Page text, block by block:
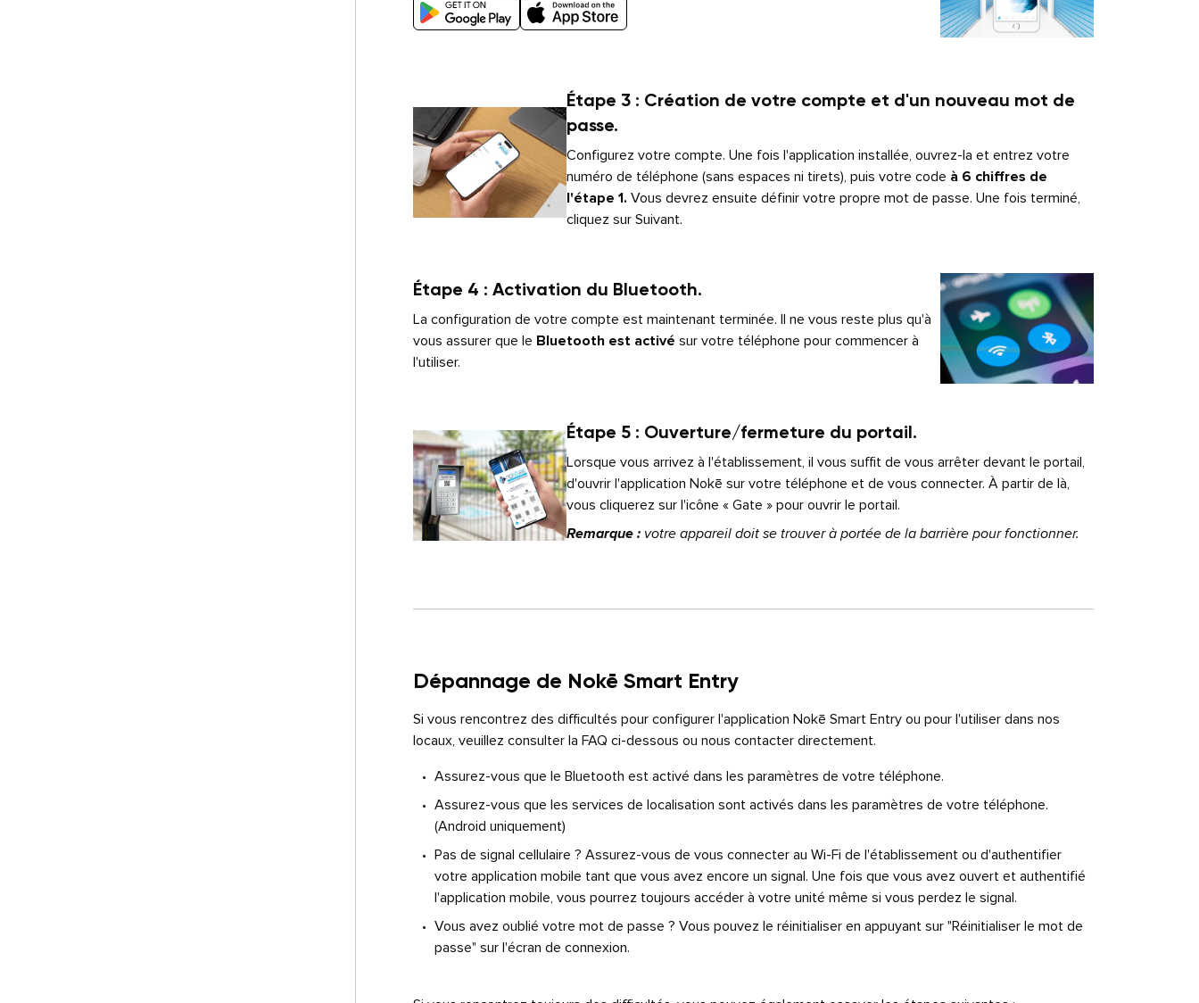
Étape 3 : Création de votre compte et d'un nouveau mot de
passe.
Configurez votre compte. Une fois l'application installée, ouvrez-la et entrez votre
numéro de téléphone (sans espaces ni tirets), puis votre code à 6 chiffres de
l'étape 1. Vous devrez ensuite définir votre propre mot de passe. Une fois terminé,
cliquez sur Suivant.
Étape 4 : Activation du Bluetooth.
La configuration de votre compte est maintenant terminée. Il ne vous reste plus qu'à
vous assurer que le Bluetooth est activé sur votre téléphone pour commencer à
l'utiliser.
Étape 5 : Ouverture/fermeture du portail.
Lorsque vous arrivez à l'établissement, il vous suffit de vous arrêter devant le portail,
d'ouvrir l'application Nokē sur votre téléphone et de vous connecter. À partir de là,
vous cliquerez sur l'icône « Gate » pour ouvrir le portail.
Remarque :votre appareil doit se trouver à portée de la barrière pour fonctionner.
Dépannage de Nokē Smart Entry
Si vous rencontrez des difficultés pour configurer l'application Nokē Smart Entry ou pour l'utiliser dans nos
locaux, veuillez consulter la FAQ ci-dessous ou nous contacter directement.
Assurez-vous que le Bluetooth est activé dans les paramètres de votre téléphone.
Assurez-vous que les services de localisation sont activés dans les paramètres de votre téléphone.
(Android uniquement)
Pas de signal cellulaire ? Assurez-vous de vous connecter au Wi-Fi de l'établissement ou d'authentifier
votre application mobile tant que vous avez encore un signal. Une fois que vous avez ouvert et authentifié
l'application mobile, vous pourrez toujours accéder à votre unité même si vous perdez le signal.
Vous avez oublié votre mot de passe ? Vous pouvez le réinitialiser en appuyant sur "Réinitialiser le mot de
passe" sur l'écran de connexion.